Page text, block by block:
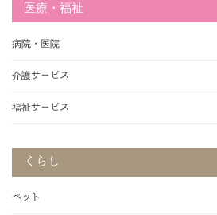
医療・福祉
病院・医院
介護サービス
福祉サービス
くらし
ペット